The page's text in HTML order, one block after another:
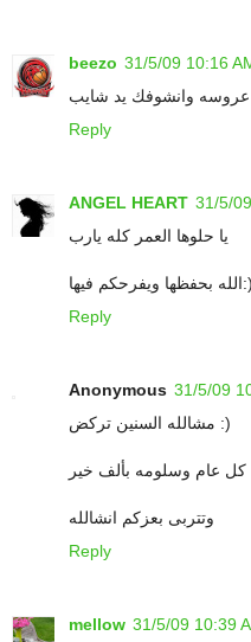
beezo 31/5/09 10:16
عروسه وانشوفك يد شايب
Reply
ANGEL HEART 31/5/
يا حلوها العمر كله يارب
الله بحفظها ويفرحكم فيها:)
Reply
Anonymous 31/5/09
مشالله السنين تركض :)
كل عام وسلومه بألف خير
وتتربى بعزكم انشالله
Reply
mellow 31/5/09 10:39